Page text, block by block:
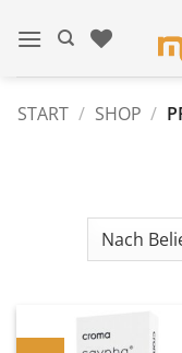
Inhalt
START / SHOP /